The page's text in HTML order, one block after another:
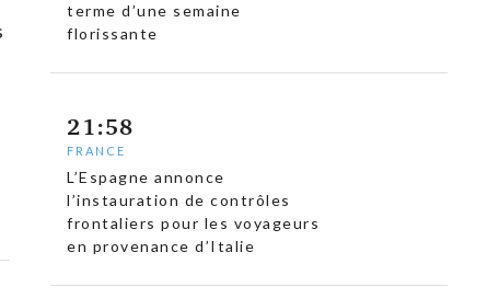
terme d’une semaine
florissante
21:58
FRANCE
L’Espagne annonce
l’instauration de contrôles
frontaliers pour les voyageurs
en provenance d’Italie